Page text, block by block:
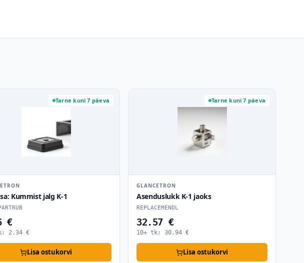
Tarne kuni 7 päeva
Kummist jalg K-1
€
2.34 €
Lisa ostukorvi
Tarne kuni 7 päeva
GLANCETRON
Asenduslukk K-1 jaoks
REPLACEMENDL
32.57 €
10+ tk: 30.94 €
Lisa ostukorvi